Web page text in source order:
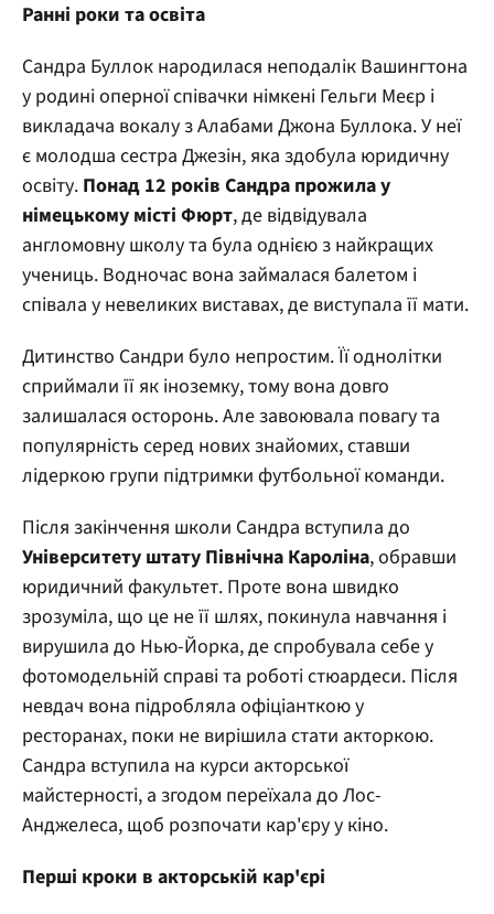
Ранні роки та освіта
Сандра Буллок народилася неподалік Вашингтона
у родині оперної співачки німкені Гельги Меєр і
викладача вокалу з Алабами Джона Буллока. У неї
є молодша сестра Джезін, яка здобула юридичну
освіту. Понад 12 років Сандра прожила у
німецькому місті Фюрт, де відвідувала
англомовну школу та була однією з найкращих
учениць. Водночас вона займалася балетом і
співала у невеликих виставах, де виступала її мати.
Дитинство Сандри було непростим. Її однолітки
сприймали її як іноземку, тому вона довго
залишалася осторонь. Але завоювала повагу та
популярність серед нових знайомих, ставши
лідеркою групи підтримки футбольної команди.
Після закінчення школи Сандра вступила до
Університету штату Північна Кароліна, обравши
юридичний факультет. Проте вона швидко
зрозуміла, що це не її шлях, покинула навчання і
вирушила до Нью-Йорка, де спробувала себе у
фотомодельній справі та роботі стюардеси. Після
невдач вона підробляла офіціанткою у
ресторанах, поки не вирішила стати акторкою.
Сандра вступила на курси акторської
майстерності, а згодом переїхала до Лос-
Анджелеса, щоб розпочати кар'єру у кіно.
Перші кроки в акторській кар'єрі